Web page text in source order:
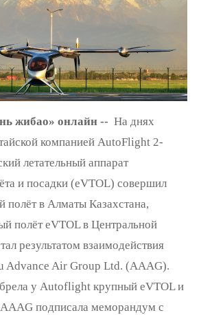
жибао» онлайн -- На днях
компанией AutoFlight 2-
летательный аппарат
и посадки (eVTOL) совершил
полёт в Алматы Казахстана,
полёт eVTOL в Центральной
результатом взаимодействия
Advance Air Group Ltd. (AAAG).
у Autoflight крупный eVTOL и
AAAG подписала меморандум с